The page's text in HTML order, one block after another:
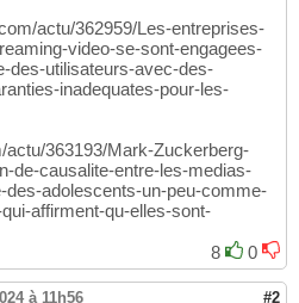
actu/362959/Les-entreprises-
video-se-sont-engagees-
des-utilisateurs-avec-des-
inadequates-pour-les-
363193/Mark-Zuckerberg-
de-causalite-entre-les-medias-
adolescents-un-peu-comme-
affirment-qu-elles-sont-
8
0
à 11h56 #2